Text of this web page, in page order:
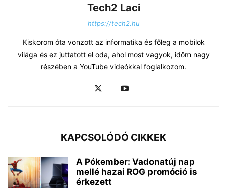
Tech2 Laci
https://tech2.hu
Kiskorom óta vonzott az informatika és főleg a mobilok
világa és ez juttatott el oda, ahol most vagyok, időm nagy
részében a YouTube videókkal foglalkozom.
KAPCSOLÓDÓ CIKKEK
A Pókember: Vadonatúj nap
mellé hazai ROG promóció is
érkezett